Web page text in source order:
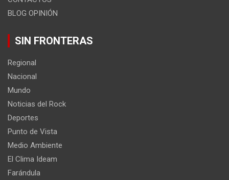
BLOG OPINIÓN
SIN FRONTERAS
Regional
Nacional
Mundo
Noticias del Rock
Deportes
Punto de Vista
Medio Ambiente
El Clima Ideam
Farándula